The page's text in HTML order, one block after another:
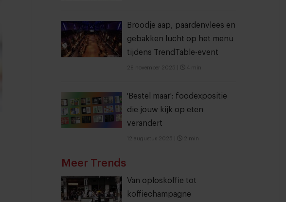
Broodje aap, paardenvlees en
gebakken lucht op het menu
tijdens TrendTable-event
28 november 2025 4 min
'Bestel maar': foodexpositie
die jouw kijk op eten
verandert
12 augustus 2025 2 min
Meer Trends
Van oploskoffie tot
koffiechampagne